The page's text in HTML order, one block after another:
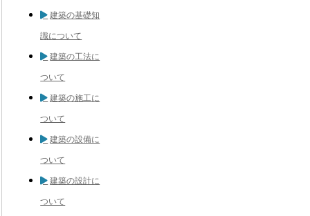
建築の基礎知
識について
建築の工法に
ついて
建築の施工に
ついて
建築の設備に
ついて
建築の設計に
ついて